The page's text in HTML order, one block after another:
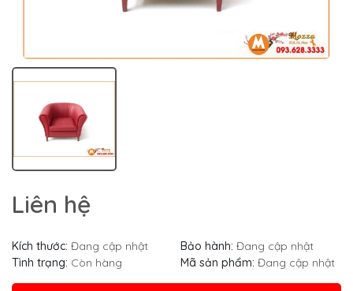
Liên hệ
Kích thước: Đang cập nhật Bảo hành: Đang cập nhật
Tình trạng: Còn hàng Mã sản phẩm: Đang cập nhật